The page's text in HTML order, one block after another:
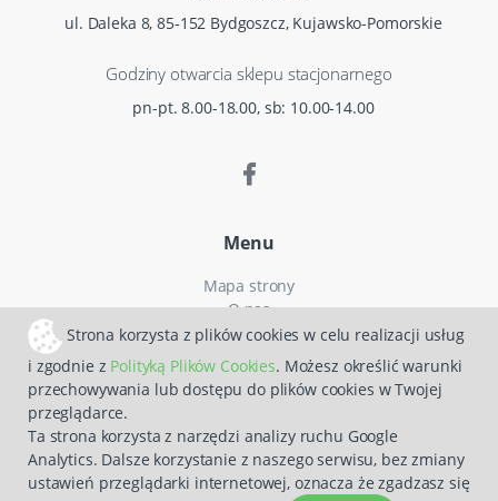
Strona korzysta z plików cookies w celu realizacji usług
i zgodnie z Polityką Plików Cookies. Możesz określić warunki
przechowywania lub dostępu do plików cookies w Twojej
przeglądarce.
Ta strona korzysta z narzędzi analizy ruchu Google
Analytics. Dalsze korzystanie z naszego serwisu, bez zmiany
ustawień przeglądarki internetowej, oznacza że zgadzasz się
ul. Daleka 8, 85-152 Bydgoszcz, Kujawsko-Pomorskie
Godziny otwarcia sklepu stacjonarnego
pn-pt. 8.00-18.00, sb: 10.00-14.00
Menu
Mapa strony
O nas
Czas i koszty dostawy
Reklamacje
Regulamin zakupów
Polityka prywatności
Zwroty